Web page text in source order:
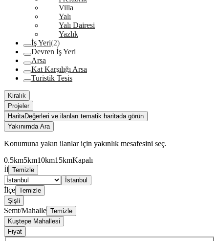
Villa
Yalı
Yalı Dairesi
Yazlık
İş Yeri(2)
Devren İş Yeri
Arsa
Kat Karşılığı Arsa
Turistik Tesis
Kiralık
Projeler
HaritaDeğerleri ve ilanları tematik haritada görün
Yakınımda Ara
Konumuna yakın ilanlar için yakınlık mesafesini seç.
0.5km5km10km15kmKapalı
İl Temizle
İstanbul
İlçe Temizle
Şişli
Semt/Mahalle Temizle
Kuştepe Mahallesi
Fiyat